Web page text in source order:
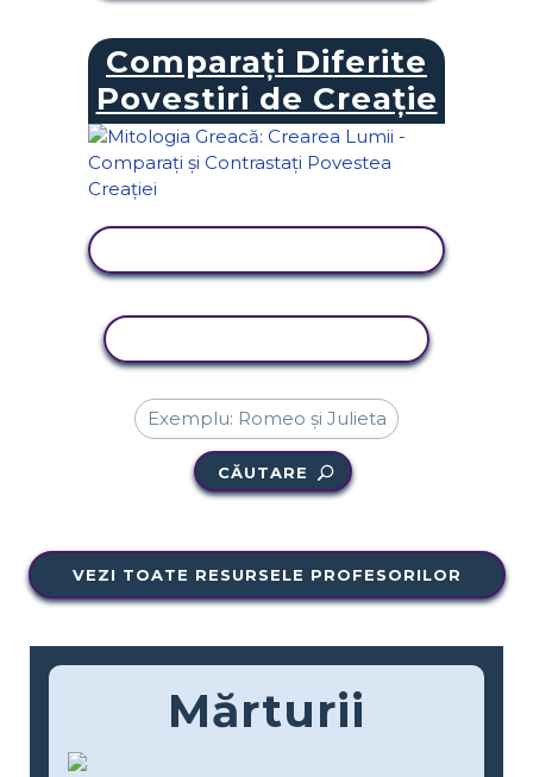
Comparați Diferite
Povestiri de Creație
CĂUTARE
VEZI TOATE RESURSELE PROFESORILOR
Mărturii